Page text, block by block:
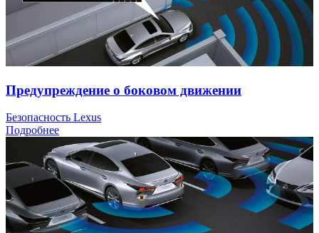
Предупреждение о боковом движении
Безопасность Lexus
Подробнее